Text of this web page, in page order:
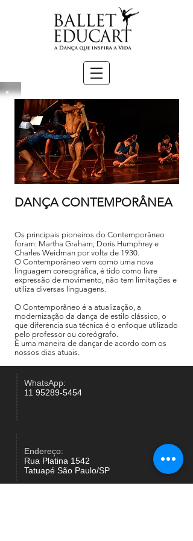
DANÇA CONTEMPORÂNEA
Os principais pioneiros do Contemporâneo
foram: Martha Graham, Doris Humphrey e
Charles Weidman por volta de 1930.
O Contemporâneo vem como uma nova
linguagem coreográfica, é tido como livre
expressão de movimento, não tem limitações e
utiliza diversas linguagens.
O Contemporâneo é a atualização, a
modernização da dança de estilo clássico, o
que diferencia sua técnica é o enfoque utilizado
pelo professor ou coreógrafo.
É uma maneira de dançar de acordo com os
nossos dias atuais.
WhatsApp:
11 95289-5454
Endereço:
Rua Platina 1542
Tatuapé São Paulo/SP